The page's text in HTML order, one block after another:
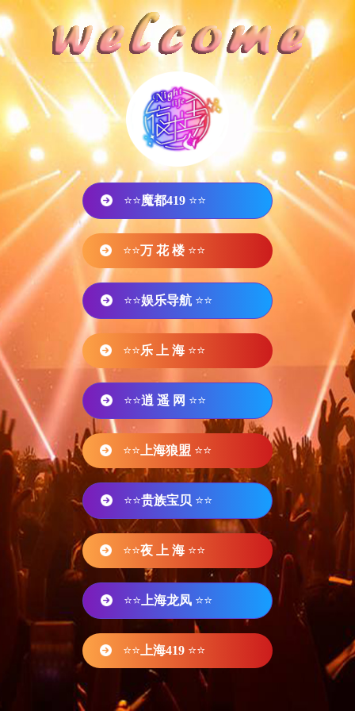
⭐⭐魔都419 ⭐⭐
⭐⭐万 花 楼 ⭐⭐
⭐⭐娱乐导航 ⭐⭐
⭐⭐乐 上 海 ⭐⭐
⭐⭐逍 遥 网 ⭐⭐
⭐⭐ 上海狼盟 ⭐⭐
⭐⭐贵族宝贝 ⭐⭐
⭐⭐夜 上 海 ⭐⭐
⭐⭐ 上海龙凤 ⭐⭐
⭐⭐ 上海419 ⭐⭐